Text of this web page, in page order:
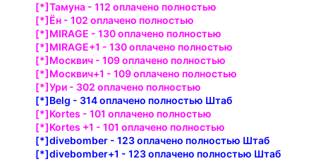
[*]Тамуна - 112 оплачено полностью
[*]Ён - 102 оплачено полностью
[*]MIRAGE - 130 оплачено полностью
[*]MIRAGE+1 - 130 оплачено полностью
[*]Москвич - 109 оплачено полностью
[*]Москвич+1 - 109 оплачено полностью
[*]Ури - 302 оплачено полностью
[*]Belg - 314 оплачено полностью Штаб
[*]Kortes - 101 оплачено полностью
[*]Kortes +1 - 101 оплачено полностью
[*]divebomber - 123 оплачено полностью Штаб
[*]divebomber+1 - 123 оплачено полностью Штаб